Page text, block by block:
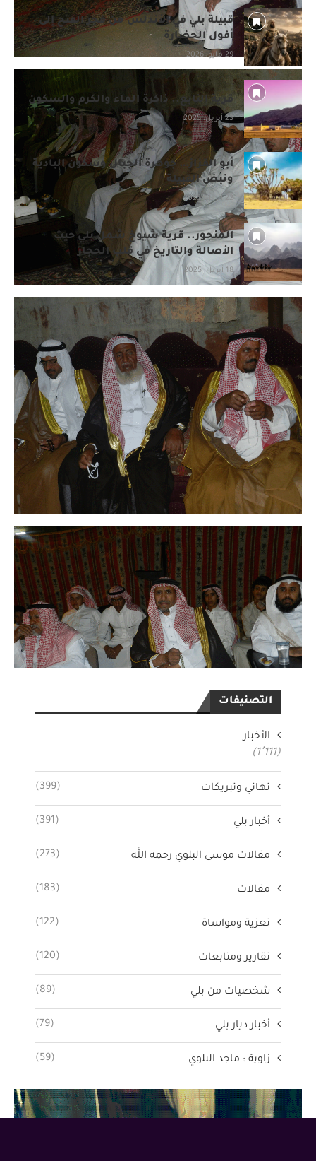
قبيلة بلي في الأندلس من فجر الفتح إلى
أفول الحضارة
29 مايو، 2026
قرية النابع.. ذاكرة الماء والكرم والسكون
23 أبريل، 2025
أبو القزاز… جوهرة الجبال وسكون البادية
ونبض القبيلة
22 أبريل، 2025
المنجور.. قرية شيوخ شمل بلي حيث
الأصالة والتاريخ في قلب الحجاز
18 أبريل، 2025
التصنيفات
الأخبار
(1٬111)
تهاني وتبريكات (399)
أخبار بلي (391)
مقالات موسى البلوي رحمه الله (273)
مقالات (183)
تعزية ومواساة (122)
تقارير ومتابعات (120)
شخصيات من بلي (89)
أخبار ديار بلي (79)
زاوية : ماجد البلوي (59)